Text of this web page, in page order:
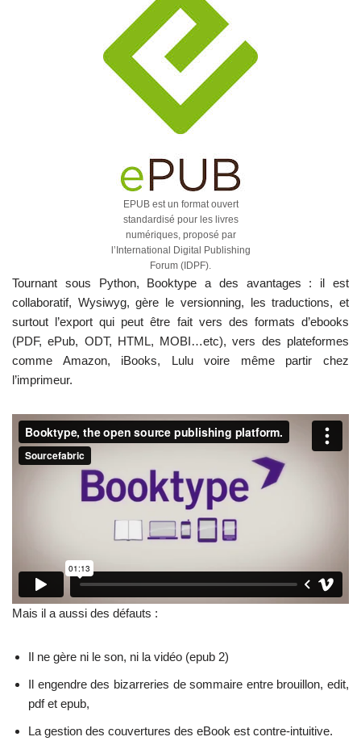
EPUB est un format ouvert
standardisé pour les livres
numériques, proposé par
l’International Digital Publishing
Forum (IDPF).
Tournant sous Python, Booktype a des avantages : il est
collaboratif, Wysiwyg, gère le versionning, les traductions, et
surtout l’export qui peut être fait vers des formats d’ebooks
(PDF, ePub, ODT, HTML, MOBI…etc), vers des plateformes
comme Amazon, iBooks, Lulu voire même partir chez
l’imprimeur.
Mais il a aussi des défauts :
Il ne gère ni le son, ni la vidéo (epub 2)
Il engendre des bizarreries de sommaire entre brouillon, edit,
pdf et epub,
La gestion des couvertures des eBook est contre-intuitive.